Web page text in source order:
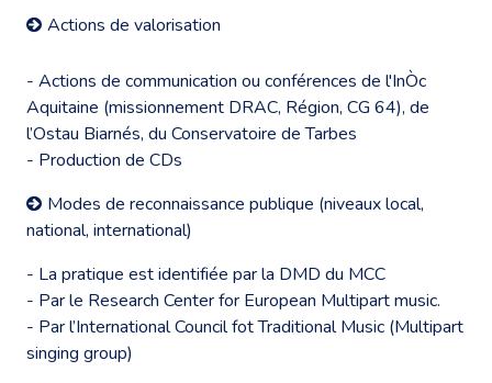
Actions de valorisation
- Actions de communication ou conférences de l'InÒc
Aquitaine (missionnement DRAC, Région, CG 64), de
l’Ostau Biarnés, du Conservatoire de Tarbes
- Production de CDs
Modes de reconnaissance publique (niveaux local,
national, international)
- La pratique est identifiée par la DMD du MCC
- Par le Research Center for European Multipart music.
- Par l’International Council fot Traditional Music (Multipart
singing group)